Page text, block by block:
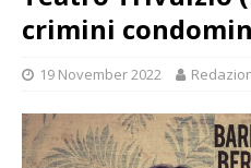
crimini
19 November 2022